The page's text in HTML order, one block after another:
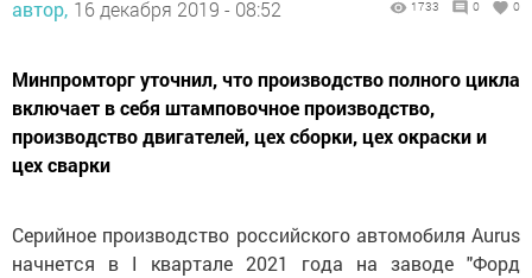
автор, 16 декабря 2019 - 08:52 1733 0 0
Минпромторг уточнил, что производство полного цикла
включает в себя штамповочное производство,
производство двигателей, цех сборки, цех окраски и
цех сварки
Серийное производство российского автомобиля Aurus
начнется в I квартале 2021 года на заводе "Форд